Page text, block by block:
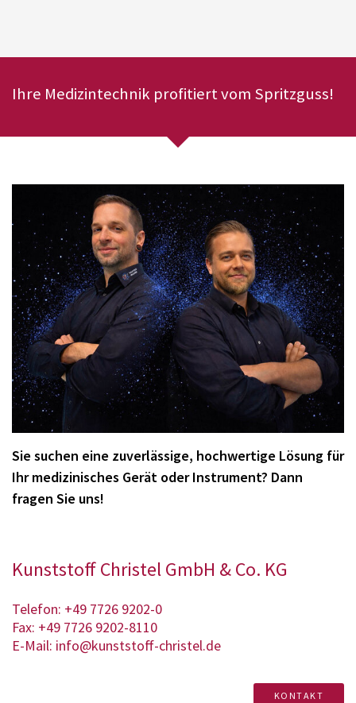
Ihre Medizintechnik profitiert vom Spritzguss!
Sie suchen eine zuverlässige, hochwertige Lösung für
Ihr medizinisches Gerät oder Instrument? Dann
fragen Sie uns!
Kunststoff Christel GmbH & Co. KG
Telefon: +49 7726 9202-0
Fax: +49 7726 9202-8110
E-Mail: info@kunststoff-christel.de
KONTAKT